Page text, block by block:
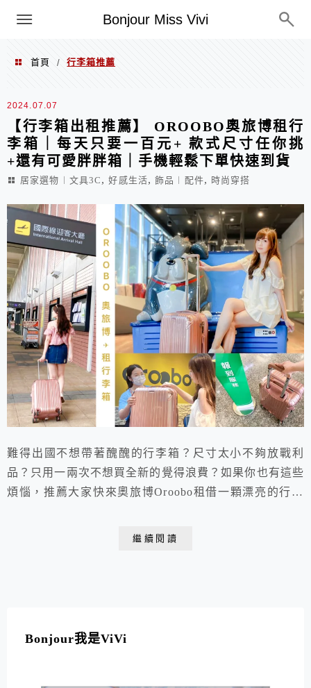
Bonjour Miss Vivi
選單
首頁 / 行李箱推薦
行李箱推薦
2024.07.07
【行李箱出租推薦】 OROOBO奧旅博租行
李箱｜每天只要一百元+ 款式尺寸任你挑
+還有可愛胖胖箱｜手機輕鬆下單快速到貨
居家選物︱文具3C ,好感生活,飾品︱配件, 時尚穿搭
難得出國不想帶著醜醜的行李箱？尺寸太小不夠放戰利
品？只用一兩次不想買全新的覺得浪費？如果你也有這些
煩惱，推薦大家快來奧旅博Oroobo租借一顆漂亮的行李
繼續閱讀
Bonjour我是ViVi